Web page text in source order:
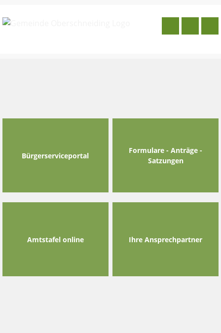
Bürgerserviceportal
Formulare - Anträge -
Satzungen
Amtstafel online Ihre Ansprechpartner